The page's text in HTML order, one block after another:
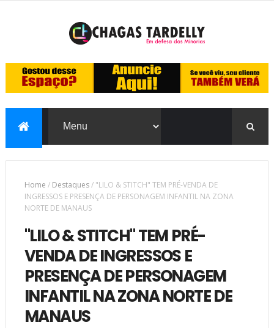
Home / Destaques/ "LILO & STITCH" TEM PRÉ-VENDA DE
INGRESSOS E PRESENÇA DE PERSONAGEM INFANTIL NA ZONA
NORTE DE MANAUS
"LILO & STITCH" TEM PRÉ-
VENDA DE INGRESSOS E
PRESENÇA DE PERSONAGEM
INFANTIL NA ZONA NORTE DE
MANAUS